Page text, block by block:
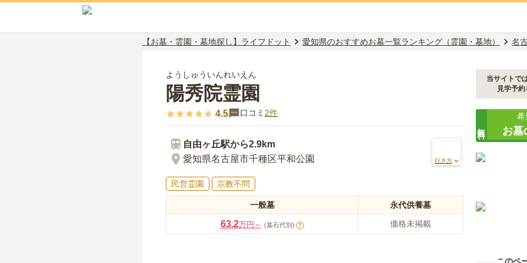
【お墓・霊園・墓地探し】ライフドット 愛知県のおすすめお墓一覧ランキング（霊園・墓地） 名
ようしゅういんれいえん
陽秀院霊園
4.5 口コミ 2件
自由ヶ丘駅から2.9km
愛知県名古屋市千種区平和公園
行き方
民営霊園 宗教不問
一般墓 永代供養墓
63.2万円～ (墓石代別) ? 価格未掲載
当サイトで
見学予
希
お墓